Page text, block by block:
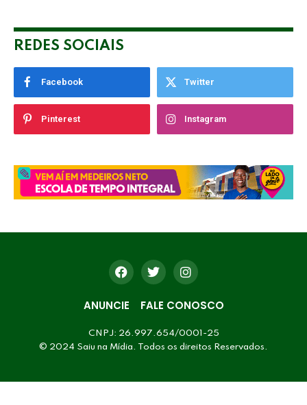
REDES SOCIAIS
Facebook Twitter
Pinterest Instagram
ANUNCIE FALE CONOSCO
CNPJ: 26.997.654/0001-25
© 2024 Saiu na Mídia. Todos os direitos Reservados.